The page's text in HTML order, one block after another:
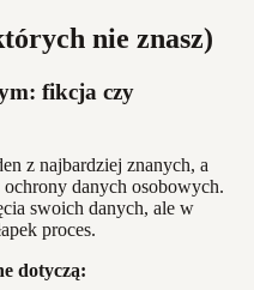
nie znasz)
fikcja czy
z najbardziej znanych, a
danych osobowych.
swoich danych, ale w
proces.
dotyczą: